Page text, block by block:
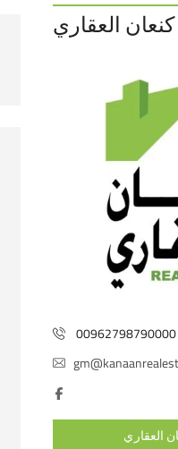
كنعان العقاري
00962798790000